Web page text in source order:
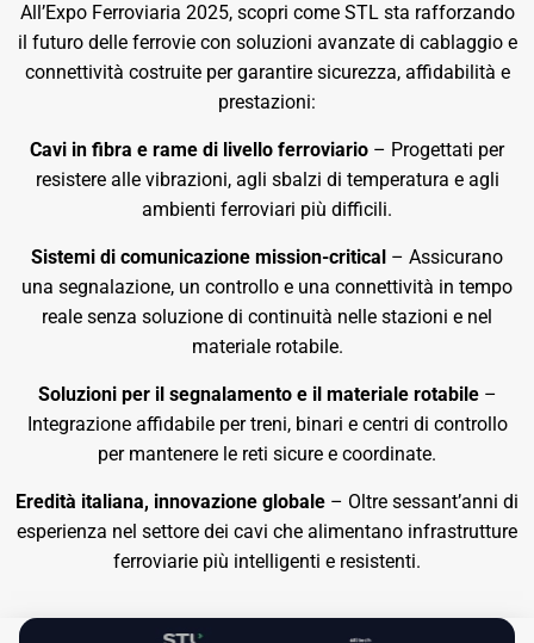
All’Expo Ferroviaria 2025, scopri come STL sta rafforzando
il futuro delle ferrovie con soluzioni avanzate di cablaggio e
connettività costruite per garantire sicurezza, affidabilità e
prestazioni:
Cavi in fibra e rame di livello ferroviario – Progettati per
resistere alle vibrazioni, agli sbalzi di temperatura e agli
ambienti ferroviari più difficili.
Sistemi di comunicazione mission-critical – Assicurano
una segnalazione, un controllo e una connettività in tempo
reale senza soluzione di continuità nelle stazioni e nel
materiale rotabile.
Soluzioni per il segnalamento e il materiale rotabile –
Integrazione affidabile per treni, binari e centri di controllo
per mantenere le reti sicure e coordinate.
Eredità italiana, innovazione globale – Oltre sessant’anni di
esperienza nel settore dei cavi che alimentano infrastrutture
ferroviarie più intelligenti e resistenti.